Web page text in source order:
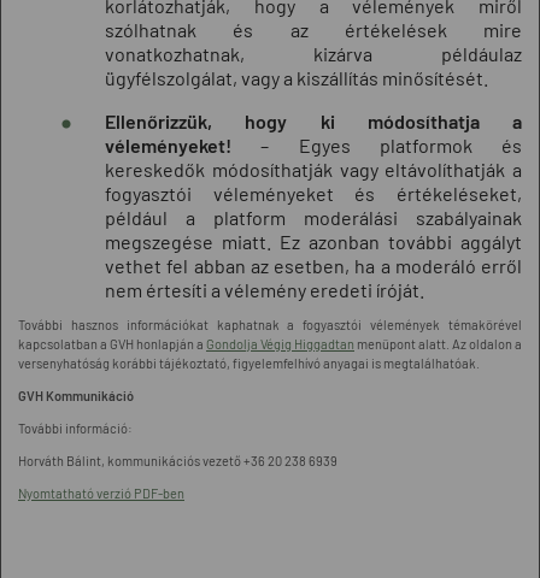
korlátozhatják, hogy a vélemények miről
szólhatnak és az értékelések mire
vonatkozhatnak, kizárva példáulaz
ügyfélszolgálat, vagy a kiszállítás minősítését.
Ellenőrizzük, hogy ki módosíthatja a
véleményeket! – Egyes platformok és
kereskedők módosíthatják vagy eltávolíthatják a
fogyasztói véleményeket és értékeléseket,
például a platform moderálási szabályainak
megszegése miatt. Ez azonban további aggályt
vethet fel abban az esetben, ha a moderáló erről
nem értesíti a vélemény eredeti íróját.
További hasznos információkat kaphatnak a fogyasztói vélemények témakörével
kapcsolatban a GVH honlapján a Gondolja Végig Higgadtan menüpont alatt. Az oldalon a
versenyhatóság korábbi tájékoztató, figyelemfelhívó anyagai is megtalálhatóak.
GVH Kommunikáció
További információ:
Horváth Bálint, kommunikációs vezető +36 20 238 6939
Nyomtatható verzió PDF-ben